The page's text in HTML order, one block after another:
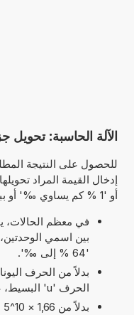
الآلة الحاسبة:
للحصول على النتيجة
أو '1 % كم يساوي ‰' أو ببساطة '82 %':
في معظم
'64 % إلى ‰'.
الحرف 'u' البسيط، على سبيل المثال uPa بدلاً من µPa.